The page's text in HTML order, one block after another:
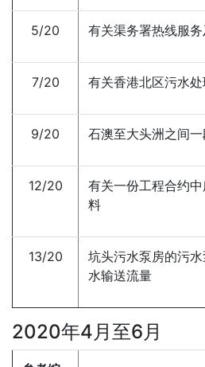
5/20 有关渠务署热线服
7/20 有关香港北区污水
9/20 石澳至大头洲之间
12/20
有关一份工程合约
料
13/20
坑头污水泵房的污
水输送流量
2020年4月至6月